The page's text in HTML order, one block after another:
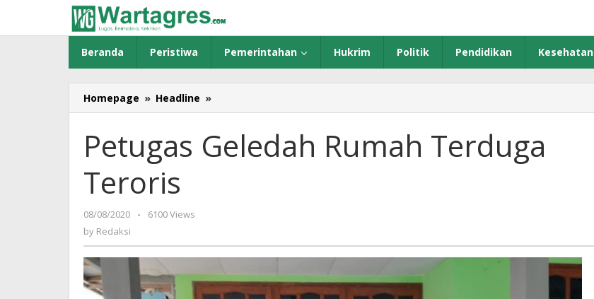
content
Beranda Peristiwa Pemerintahan Hukrim Politik Pendidikan Kesehatan
Homepage » Headline »
Geledah
Terduga
Teroris
Petugas Geledah Rumah Terduga
Teroris
08/08/2020
by
-
6100 Views
by Redaksi